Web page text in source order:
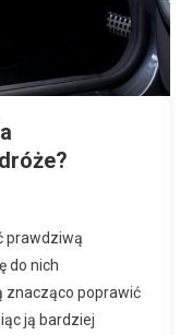
prawdziwą
do nich
znacząco poprawić
ją bardziej